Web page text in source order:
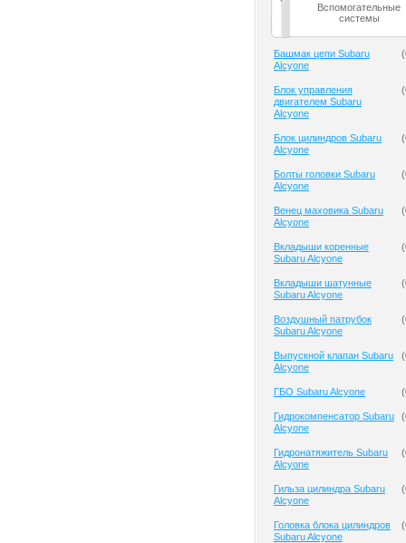
Вспомогательные
системы
Башмак цепи Subaru
Alcyone
(
Блок управления
двигателем Subaru
Alcyone
(
Блок цилиндров Subaru
Alcyone
(
Болты головки Subaru
Alcyone
(
Венец маховика Subaru
Alcyone
(
Вкладыши коренные
Subaru Alcyone
(
Вкладыши шатунные
Subaru Alcyone
(
Воздушный патрубок
Subaru Alcyone
(
Выпускной клапан Subaru
Alcyone
(
ГБО Subaru Alcyone (
Гидрокомпенсатор Subaru
Alcyone
(
Гидронатяжитель Subaru
Alcyone
(
Гильза цилиндра Subaru
Alcyone
(
Головка блока цилиндров
Subaru Alcyone
(